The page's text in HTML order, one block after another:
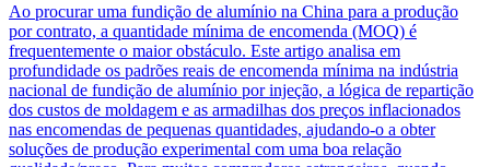
Ao procurar uma fundição de alumínio na China para a produção
por contrato, a quantidade mínima de encomenda (MOQ) é
frequentemente o maior obstáculo. Este artigo analisa em
profundidade os padrões reais de encomenda mínima na indústria
nacional de fundição de alumínio por injeção, a lógica de repartição
dos custos de moldagem e as armadilhas dos preços inflacionados
nas encomendas de pequenas quantidades, ajudando-o a obter
soluções de produção experimental com uma boa relação